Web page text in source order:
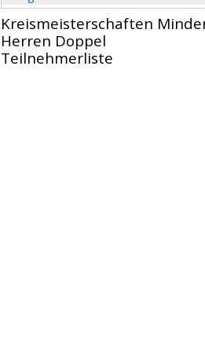
Kreismeisterschaften
Herren Doppel
Teilnehmerliste